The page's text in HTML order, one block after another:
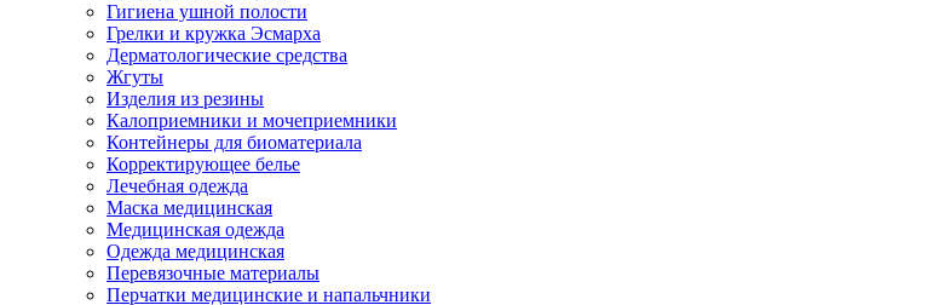
Гигиена ушной полости
Грелки и кружка Эсмарха
Дерматологические средства
Жгуты
Изделия из резины
Калоприемники и мочеприемники
Контейнеры для биоматериала
Корректирующее белье
Лечебная одежда
Маска медицинская
Медицинская одежда
Одежда медицинская
Перевязочные материалы
Перчатки медицинские и напальчники